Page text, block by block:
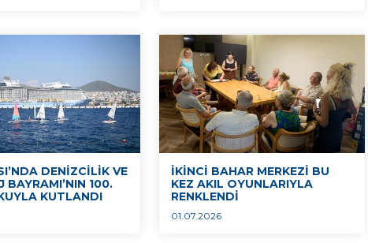
DENİZCİLİK VE
BAYRAMI’NIN 100.
KUTLANDI
İKİNCİ BAHAR MERKEZİ BU
KEZ AKIL OYUNLARIYLA
RENKLENDİ
01.07.2026